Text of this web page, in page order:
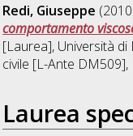
Redi, Giuseppe
comportamento
[Laurea], Università
civile [L-Ante DM509],
Laurea